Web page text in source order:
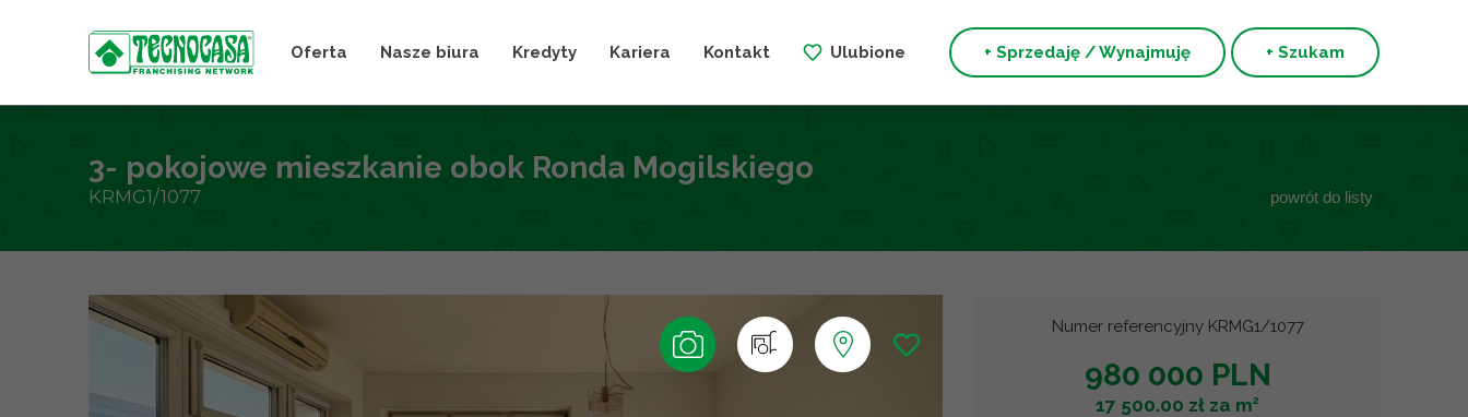
Oferta Nasze biura Kredyty Kariera Kontakt Ulubione + Sprzedaję / Wynajmuję + Szukam
3- pokojowe mieszkanie obok Ronda Mogilskiego
KRMG1/1077 powrót do listy
Numer referencyjny KRMG1/1077
980 000 PLN
17 500.00 zł za m2
+